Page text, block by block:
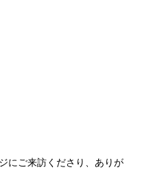
にご来訪くださり、ありが